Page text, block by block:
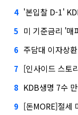
4 '본입찰 D-1'
5 미 기준금리 '
6 주담대 이자상
7 [인사이드 스토리]
8 KDB생명 7수
9 [돈MORE]절세